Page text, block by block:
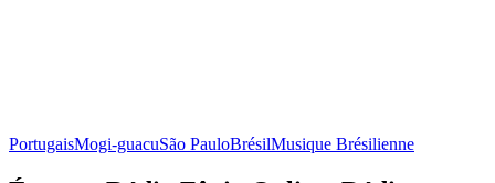
PortugaisMogi-guacuSão PauloBrésilMusique Brésilienne